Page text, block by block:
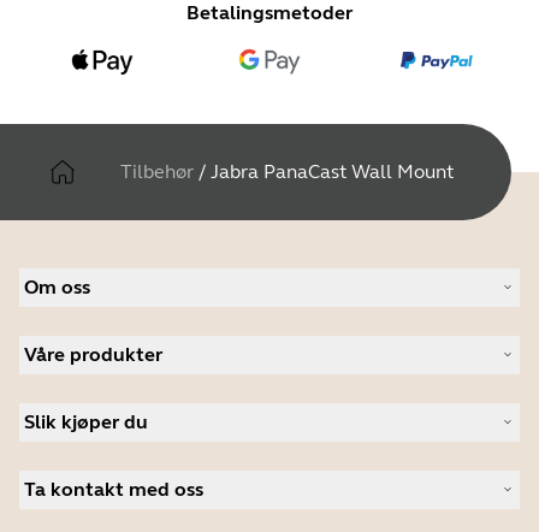
Betalingsmetoder
Tilbehør / Jabra PanaCast Wall Mount
Om oss
Karriere
Nyheter og pressemeldinger
Les bloggen vår
Kundehistorier
Våre produkter
Konferansehøyttalere
Personlige kameraer
Programvare
Slik kjøper du
Studentrabatt
Ta kontakt med oss